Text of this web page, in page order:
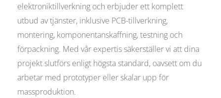
elektroniktillverkning och erbjuder ett komplett
utbud av tjänster, inklusive PCB-tillverkning,
montering, komponentanskaffning, testning och
förpackning. Med vår expertis säkerställer vi att dina
projekt slutförs enligt högsta standard, oavsett om du
arbetar med prototyper eller skalar upp för
massproduktion.